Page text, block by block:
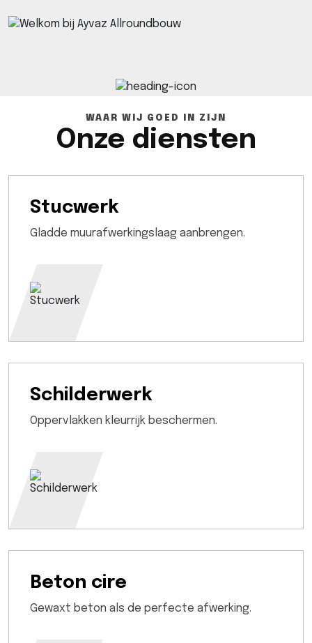
WAAR WIJ GOED IN ZIJN
Onze diensten
Stucwerk
Gladde muurafwerkingslaag aanbrengen.
Schilderwerk
Oppervlakken kleurrijk beschermen.
Beton cire
Gewaxt beton als de perfecte afwerking.